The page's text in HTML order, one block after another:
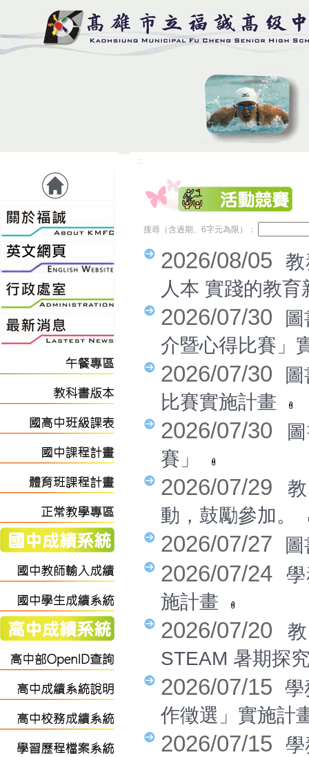
:::
搜尋（含過期、6字元為限）：
2026/08/05
人本 實踐的教
2026/07/30
介暨心得比賽」
2026/07/30
比賽實施計畫
2026/07/30
賽」
2026/07/29
動，鼓勵參加。
2026/07/27
2026/07/24
施計畫
2026/07/20
STEAM 暑期探
2026/07/15
作徵選」實施計
2026/07/15